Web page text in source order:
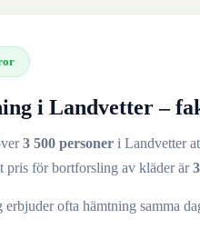
i Landvetter–
3 500 personer i Landvetter
pris för bortforsling av kläderär
erbjuder ofta hämtning samma